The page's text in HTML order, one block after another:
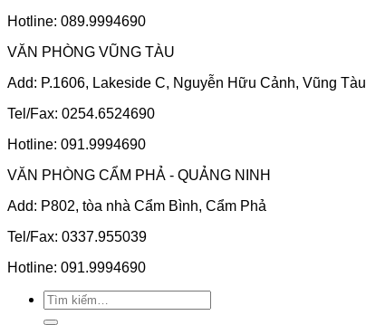
Hotline: 089.9994690
VĂN PHÒNG VŨNG TÀU
Add: P.1606, Lakeside C, Nguyễn Hữu Cảnh, Vũng Tàu
Tel/Fax: 0254.6524690
Hotline: 091.9994690
VĂN PHÒNG CẨM PHẢ - QUẢNG NINH
Add: P802, tòa nhà Cẩm Bình, Cẩm Phả
Tel/Fax: 0337.955039
Hotline: 091.9994690
Tìm
kiếm: